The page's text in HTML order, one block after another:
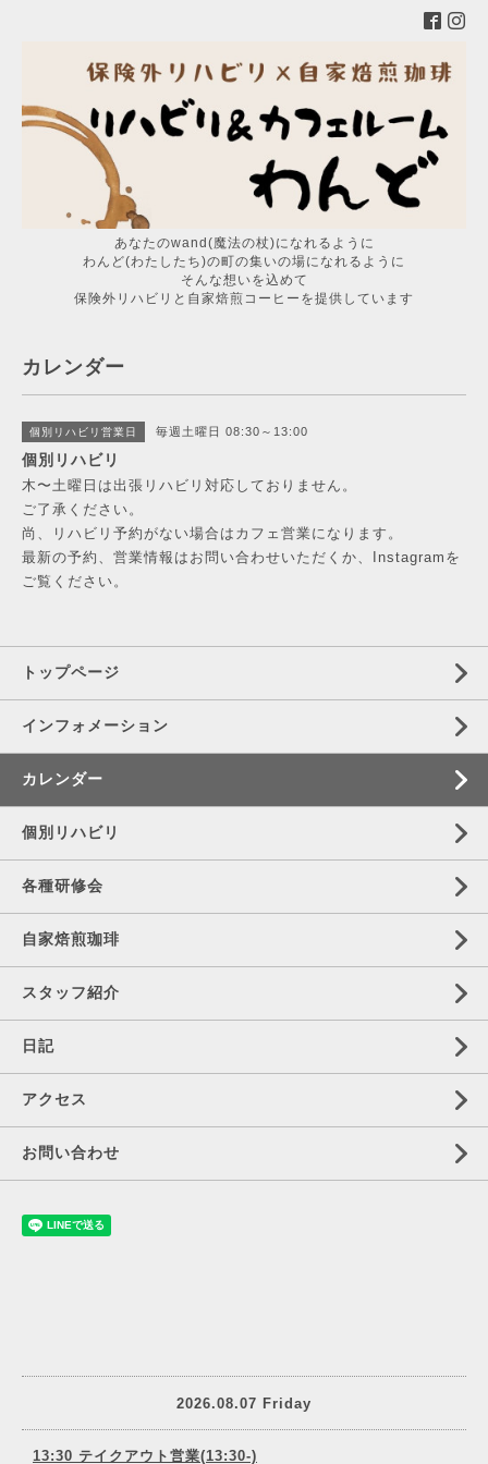
あなたのwand(魔法の杖)になれるように
わんど(わたしたち)の町の集いの場になれるように
そんな想いを込めて
保険外リハビリと自家焙煎コーヒーを提供しています
カレンダー
個別リハビリ営業日 毎週土曜日 08:30～13:00
個別リハビリ
木〜土曜日は出張リハビリ対応しておりません。
ご了承ください。
尚、リハビリ予約がない場合はカフェ営業になります。
最新の予約、営業情報はお問い合わせいただくか、Instagramを
ご覧ください。
トップページ
インフォメーション
カレンダー
個別リハビリ
各種研修会
自家焙煎珈琲
スタッフ紹介
日記
アクセス
お問い合わせ
2026.08.07 Friday
13:30 テイクアウト営業(13:30-)